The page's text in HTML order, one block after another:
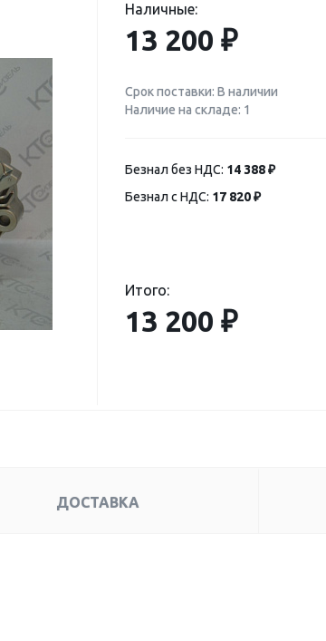
Наличные:
13 200 ₽
Срок поставки: В наличии
Наличие на складе: 1
Безнал без НДС: 14 388 ₽
Безнал с НДС: 17 820 ₽
Итого:
13 200 ₽
ДОСТАВКА